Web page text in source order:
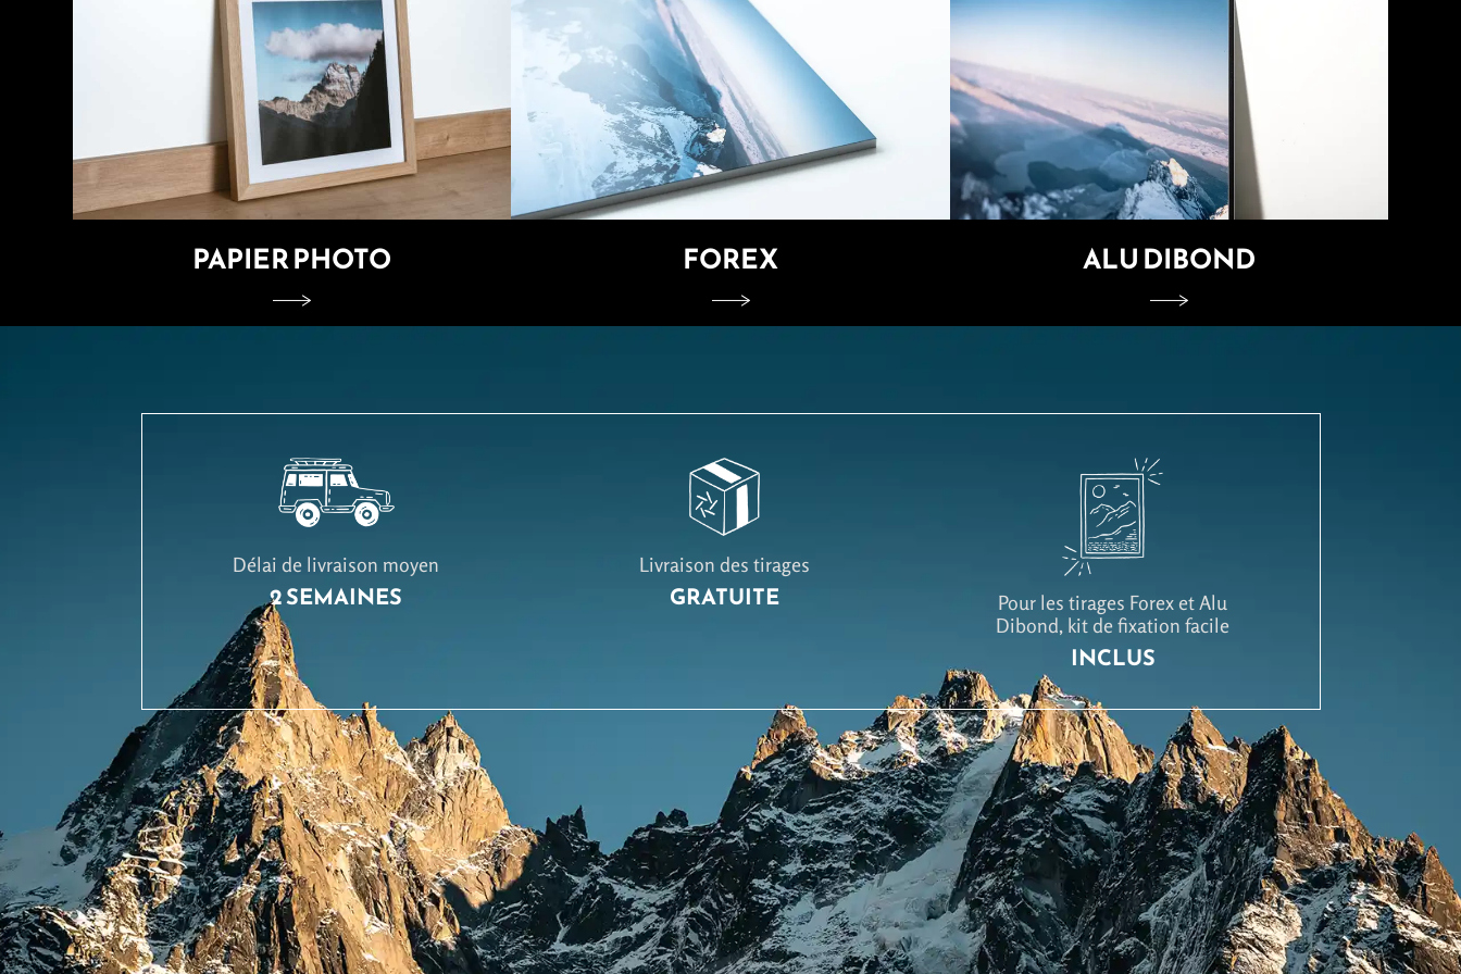
PAPIER PHOTO FOREX ALU DIBOND
Délai de livraison moyen
2 SEMAINES
Livraison des tirages
GRATUITE
Pour les tirages Forex et Alu
Dibond, kit de fixation facile
INCLUS